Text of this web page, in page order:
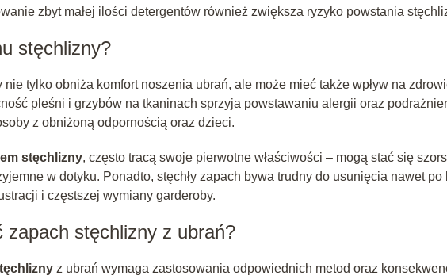
zbyt małej ilości detergentów również zwiększa ryzyko powstania
stęchlizny?
nie tylko obniża komfort noszenia ubrań, ale może mieć także wpływ na
pleśni i grzybów na tkaninach sprzyja powstawaniu alergii oraz
z obniżoną odpornością oraz dzieci.
stęchlizny, często tracą swoje pierwotne właściwości – mogą stać się
w dotyku. Ponadto, stęchły zapach bywa trudny do usunięcia nawet po
i częstszej wymiany garderoby.
zapach stęchlizny z ubrań?
z ubrań wymaga zastosowania odpowiednich metod oraz